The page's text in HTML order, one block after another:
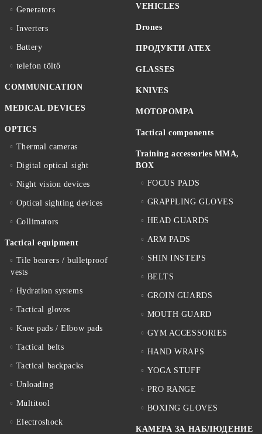
Generators
Inverters
Battery
telefon töltő
COMMUNICATION
MEDICAL DEVICES
OPTICS
Thermal cameras
Digital optical sight
Night vision devices
Optical sighting devices
Collimators
Tactical equipment
Tile bearers / bulletproof
vests
Hydration systems
Tactical gloves
Knee pads / Elbow pads
Tactical belts
Tactical backpacks
Unloading
Multitool
Electroshock
VEHICLES
Drones
ПРОДУКТИ ATEX
GLASSES
KNIVES
MOTOPOMPA
Tactical components
Training accessories MMA,
BOX
FOCUS PADS
GRAPPLING GLOVES
HEAD GUARDS
ARM PADS
SHIN INSTEPS
BELTS
GROIN GUARDS
MOUTH GUARD
GYM ACCESSORIES
HAND WRAPS
YOGA STUFF
PRO RANGE
BOXING GLOVES
КАМЕРА ЗА НАБЛЮДЕНИЕ